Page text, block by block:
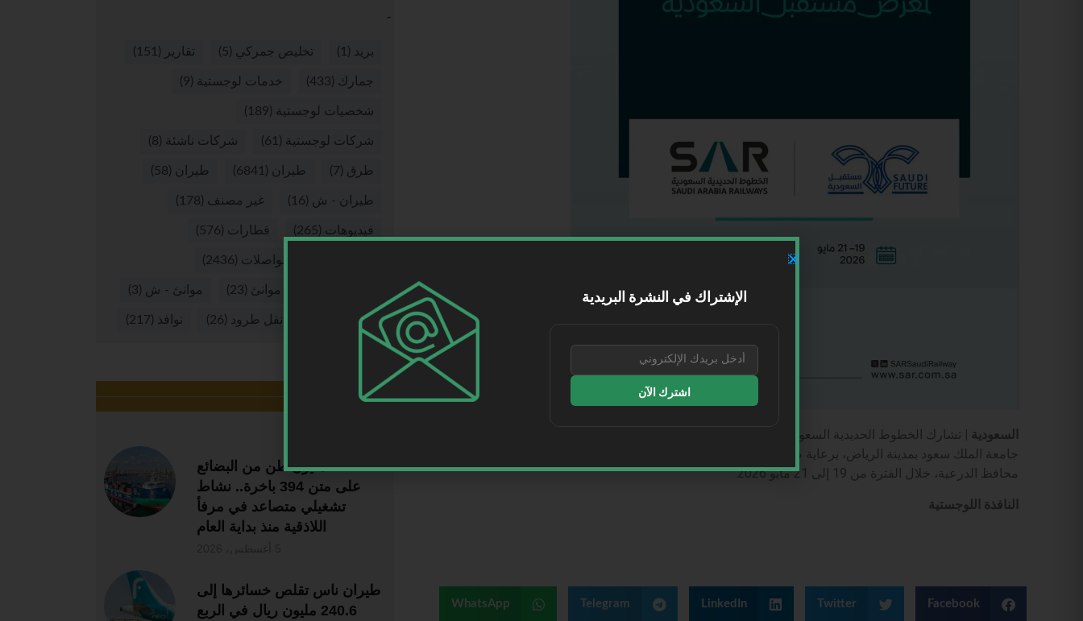
السعودية | تشارك الخطوط الحديدية السعودية “سار” كناقل الرسمي لمعرض مستقبل السعودية، الذي تستضيفه
جامعة الملك سعود بمدينة الرياض، برعاية صاحب السمو الملكي الأمير راكان بن سلمان بن عبدالعزيز آل سعود،
محافظ الدرعية، خلال الفترة من 19 إلى 21 مايو 2026.
النافذة اللوجستية
Facebook
Twitter
LinkedIn
Telegram
WhatsApp
بريد (1) تخليص جمركي (5) تقارير (151)
جمارك (433) خدمات لوجستية (9)
شخصيات لوجستية (189)
شركات لوجستية (61) شركات ناشئة (8)
طرق (7) طيران (6841) طيران (58)
طيران - ش (16) غير مصنف (178)
فيديوهات (265) قطارات (576)
مواصلات (2436)
موانئ (23) موانئ - ش (3)
نقل بري نقل طرود (26) نوافذ (217)
الأكثر قراءة
2.86 مليون طن من البضائع
على متن 394 باخرة.. نشاط
تشغيلي متصاعد في مرفأ
اللاذقية منذ بداية العام
طيران ناس تقلص خسائرها إلى
240.6 مليون ريال في الربع
الإشتراك في النشرة البريدية
اشترك الآن